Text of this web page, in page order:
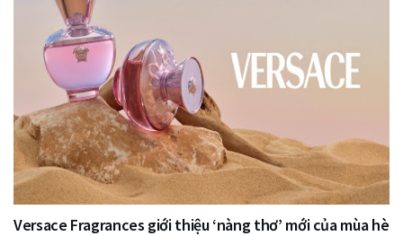
Versace Fragrances giới thiệu ‘nàng thơ’ mới của mùa hè